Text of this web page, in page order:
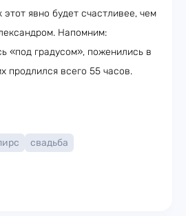
явно будет счастливее, чем
Напомним:
«под градусом», поженились в
продлился всего 55 часов.
свадьба